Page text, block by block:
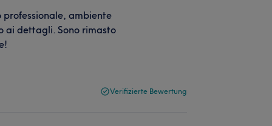
ambiente
ai dettagli. Sono rimasto
Verifizierte Bewertung